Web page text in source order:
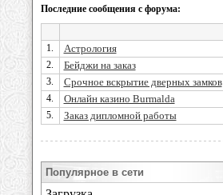
Последние сообщения с форума:
1. Астрология
2. Бейджи на заказ
3. Срочное вскрытие дверных замков
4. Онлайн казино Burmalda
5. Заказ дипломной работы
Популярное в сети